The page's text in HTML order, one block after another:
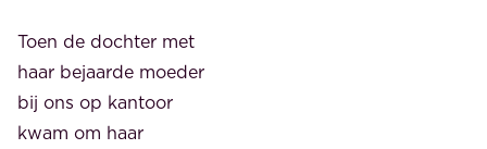
Toen de dochter met
haar bejaarde moeder
bij ons op kantoor
kwam om haar